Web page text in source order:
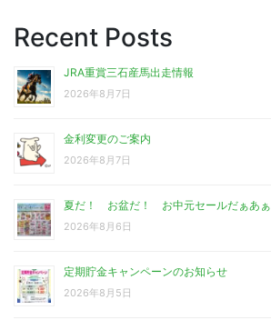
Recent Posts
JRA重賞三石産馬出走情報
2026年8月7日
金利変更のご案内
2026年8月7日
夏だ！ お盆だ！ お中元セールだぁあぁ
2026年8月6日
定期貯金キャンペーンのお知らせ
2026年8月5日